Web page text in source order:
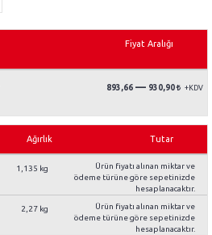
Fiyat Aralığı
893,66— 930,90
Ağırlık Tutar
1,135 kg
Ürün fiyatı alınan miktar ve
ödeme türüne göre sepetinizde
hesaplanacaktır.
2,27 kg
Ürün fiyatı alınan miktar ve
ödeme türüne göre sepetinizde
hesaplanacaktır.